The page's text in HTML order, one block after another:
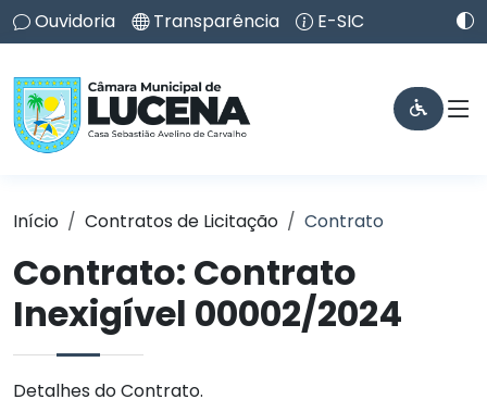
Ouvidoria Transparência E-SIC
Início Contratos de Licitação Contrato
Contrato: Contrato
Inexigível 00002/2024
Detalhes do Contrato.